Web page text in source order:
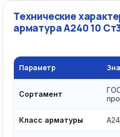
Технические
арматура А240 10
Параметр
Сортамент
Класс арматуры